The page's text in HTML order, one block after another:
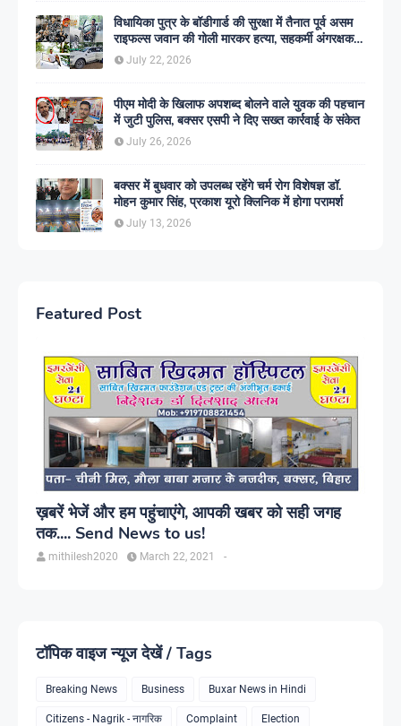
विधायिका पुत्र के बॉडीगार्ड की सुरक्षा में तैनात पूर्व असम
राइफल्स जवान की गोली मारकर हत्या, सहकर्मी अंगरक्षक
गिरफ्तार
July 22, 2026
पीएम मोदी के खिलाफ अपशब्द बोलने वाले युवक की पहचान
में जुटी पुलिस, बक्सर एसपी ने दिए सख्त कार्रवाई के संकेत
July 26, 2026
बक्सर में बुधवार को उपलब्ध रहेंगे चर्म रोग विशेषज्ञ डॉ.
मोहन कुमार सिंह, प्रकाश यूरो क्लिनिक में होगा परामर्श
July 13, 2026
Featured Post
ख़बरें भेजें और हम पहुंचाएंगे, आपकी खबर को सही जगह
तक.... Send News to us!
mithilesh2020 -
March 22, 2021
टॉपिक वाइज न्यूज देखें / Tags
Breaking News Business Buxar News in Hindi
Citizens - Nagrik - नागरिक Complaint Election